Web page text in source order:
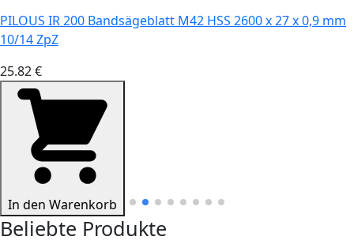
PILOUS IR 200 Bandsägeblatt M42 HSS 2600 x 27 x 0,9 mm
10/14 ZpZ
25.82 €
In den Warenkorb
Beliebte Produkte